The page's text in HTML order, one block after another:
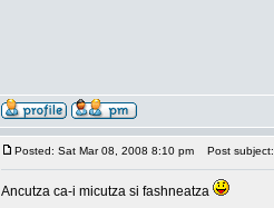
Posted: Sat Mar 08, 2008 8:10 pm Post subject:
Ancutza ca-i micutza si fashneatza